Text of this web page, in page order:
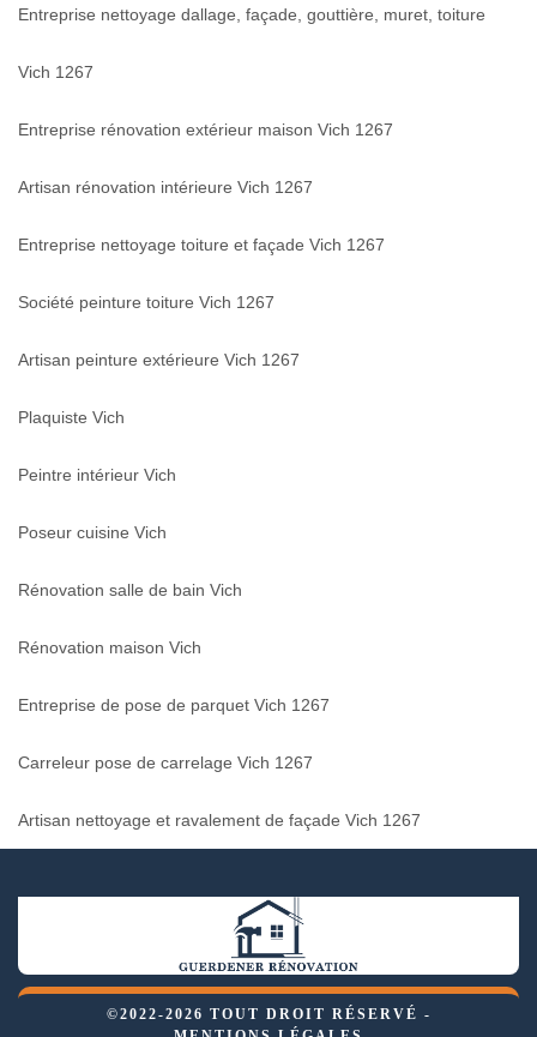
Entreprise nettoyage dallage, façade, gouttière, muret, toiture
Vich 1267
Entreprise rénovation extérieur maison Vich 1267
Artisan rénovation intérieure Vich 1267
Entreprise nettoyage toiture et façade Vich 1267
Société peinture toiture Vich 1267
Artisan peinture extérieure Vich 1267
Plaquiste Vich
Peintre intérieur Vich
Poseur cuisine Vich
Rénovation salle de bain Vich
Rénovation maison Vich
Entreprise de pose de parquet Vich 1267
Carreleur pose de carrelage Vich 1267
Artisan nettoyage et ravalement de façade Vich 1267
©2022-2026 TOUT DROIT RÉSERVÉ -